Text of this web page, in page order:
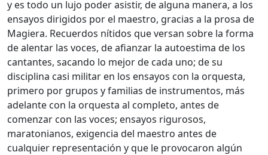
y es todo un lujo poder asistir, de alguna manera, a los
ensayos dirigidos por el maestro, gracias a la prosa de
Magiera. Recuerdos nítidos que versan sobre la forma
de alentar las voces, de afianzar la autoestima de los
cantantes, sacando lo mejor de cada uno; de su
disciplina casi militar en los ensayos con la orquesta,
primero por grupos y familias de instrumentos, más
adelante con la orquesta al completo, antes de
comenzar con las voces; ensayos rigurosos,
maratonianos, exigencia del maestro antes de
cualquier representación y que le provocaron algún